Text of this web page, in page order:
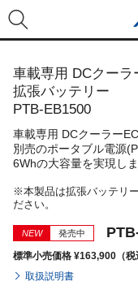
車載専用 DCクーラ
拡張バッテリー
PTB-EB1500
車載専用 DCクーラー
別売のポータブル電源
6Whの大容量を実現しま
※本製品は拡張バッテリ
ださい。
NEW 発売中
標準小売価格 ¥163,900（税
取扱説明書